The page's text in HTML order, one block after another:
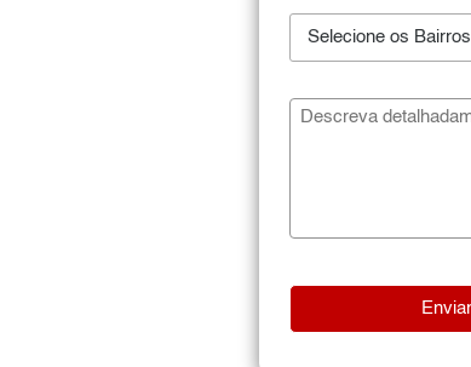
Selecione os Bairros